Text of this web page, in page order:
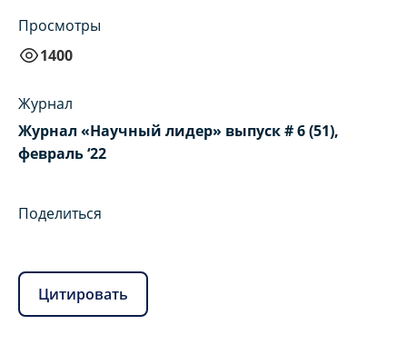
Просмотры
1400
Журнал
Журнал «Научный лидер» выпуск # 6 (51),
февраль ‘22
Поделиться
Цитировать